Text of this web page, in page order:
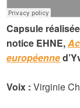
Capsule
notice EHNE,
européenne
Voix : Virginie